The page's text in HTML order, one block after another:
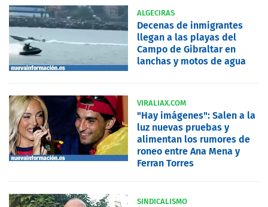
ALGECIRAS
Decenas de inmigrantes
llegan a las playas del
Campo de Gibraltar en
lanchas y motos de agua
VIRALIAX.COM
"Hay imágenes": Salen a la
luz nuevas pruebas y
alimentan los rumores de
roneo entre Ana Mena y
Ferran Torres
SINDICALISMO